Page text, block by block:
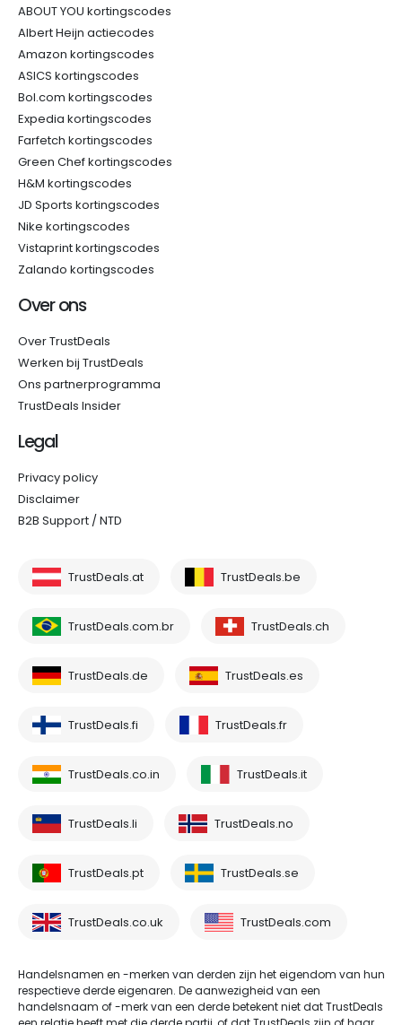
ABOUT YOU kortingscodes
Albert Heijn actiecodes
Amazon kortingscodes
ASICS kortingscodes
Bol.com kortingscodes
Expedia kortingscodes
Farfetch kortingscodes
Green Chef kortingscodes
H&M kortingscodes
JD Sports kortingscodes
Nike kortingscodes
Vistaprint kortingscodes
Zalando kortingscodes
Over ons
Over TrustDeals
Werken bij TrustDeals
Ons partnerprogramma
TrustDeals Insider
Legal
Privacy policy
Disclaimer
B2B Support / NTD
TrustDeals.at TrustDeals.be
TrustDeals.com.br TrustDeals.ch
TrustDeals.de TrustDeals.es
TrustDeals.fi TrustDeals.fr
TrustDeals.co.in TrustDeals.it
TrustDeals.li TrustDeals.no
TrustDeals.pt TrustDeals.se
TrustDeals.co.uk TrustDeals.com
Handelsnamen en -merken van derden zijn het eigendom van hun
respectieve derde eigenaren. De aanwezigheid van een
handelsnaam of -merk van een derde betekent niet dat TrustDeals